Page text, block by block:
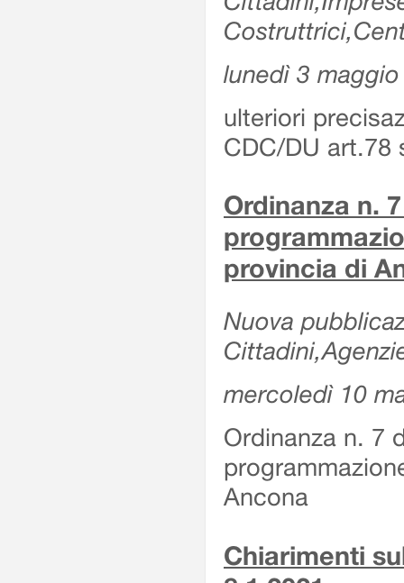
lunedì 3
ulteriori
CDC/DU art.78
Ordinanza n.
provincia di
Nuova
mercoledì 10
Ordinanza n. 7
Ancona
Chiarimenti